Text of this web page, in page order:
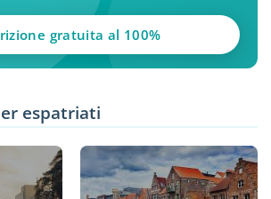
gratuita al 100%
espatriati